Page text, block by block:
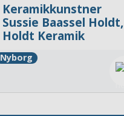
Keramikkunstner
Sussie Baassel Holdt,
Holdt Keramik
Nyborg